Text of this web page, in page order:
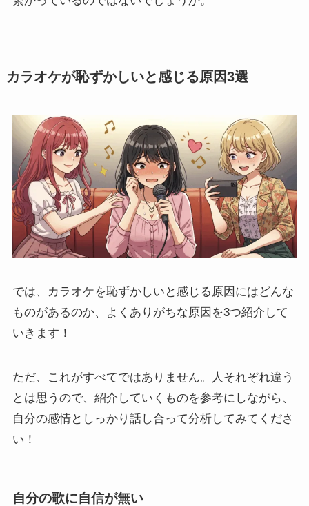
カラオケが恥ずかしいと感じる原因3選
では、カラオケを恥ずかしいと感じる原因にはどんな
ものがあるのか、よくありがちな原因を3つ紹介して
いきます！
ただ、これがすべてではありません。人それぞれ違う
とは思うので、紹介していくものを参考にしながら、
自分の感情としっかり話し合って分析してみてくださ
い！
自分の歌に自信が無い